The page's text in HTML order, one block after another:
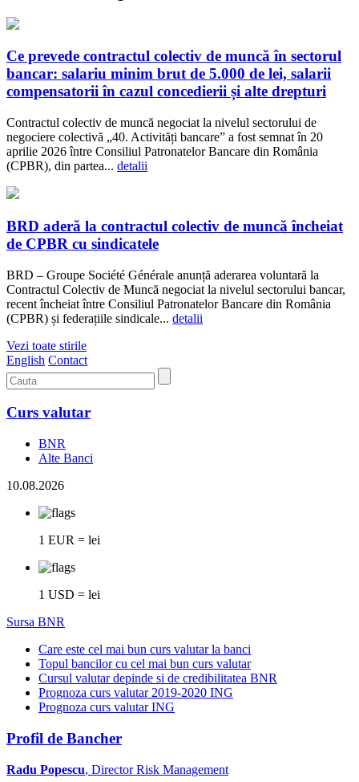
Ce prevede contractul colectiv de muncă în sectorul
bancar: salariu minim brut de 5.000 de lei, salarii
compensatorii în cazul concedierii și alte drepturi
Contractul colectiv de muncă negociat la nivelul sectorului de
negociere colectivă „40. Activități bancare” a fost semnat în 20
aprilie 2026 între Consiliul Patronatelor Bancare din România
(CPBR), din partea... detalii
BRD aderă la contractul colectiv de muncă încheiat
de CPBR cu sindicatele
BRD – Groupe Société Générale anunță aderarea voluntară la
Contractul Colectiv de Muncă negociat la nivelul sectorului bancar,
recent încheiat între Consiliul Patronatelor Bancare din România
(CPBR) și federațiile sindicale... detalii
Vezi toate stirile
English Contact
Curs valutar
BNR
Alte Banci
10.08.2026
1 EUR = lei
1 USD = lei
Sursa BNR
Care este cel mai bun curs valutar la banci
Topul bancilor cu cel mai bun curs valutar
Cursul valutar depinde si de credibilitatea BNR
Prognoza curs valutar 2019-2020 ING
Prognoza curs valutar ING
Profil de Bancher
Radu Popescu, Director Risk Management